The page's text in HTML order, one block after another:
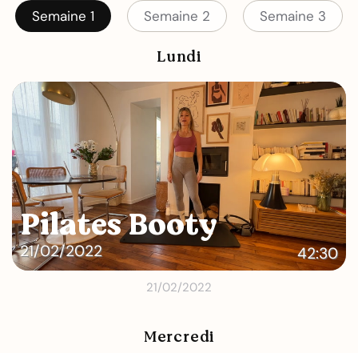
Semaine 1 Semaine 2 Semaine 3
Lundi
Pilates Booty
21/02/2022 42:30
21/02/2022
Mercredi